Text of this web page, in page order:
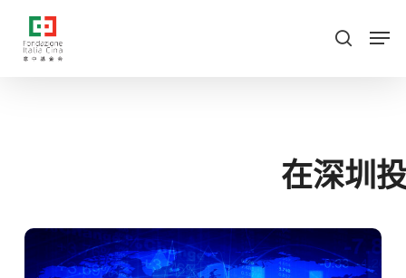
搜索
菜单
在深圳
单